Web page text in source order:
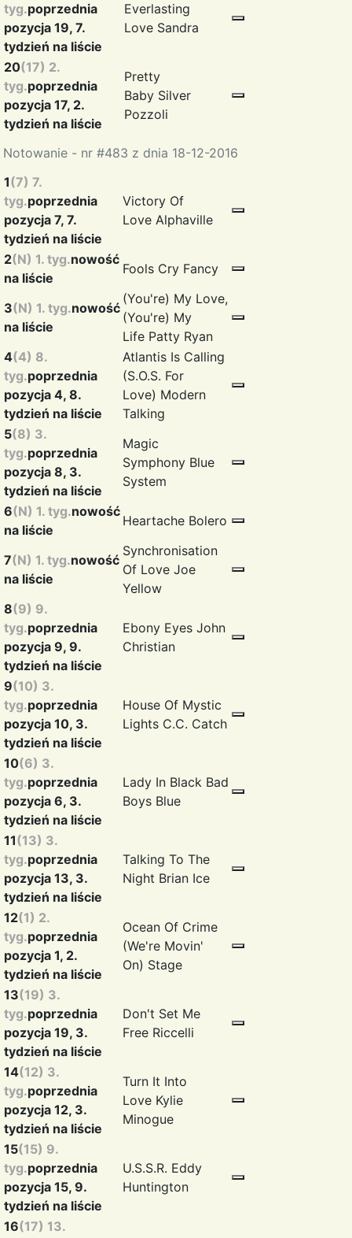
Notowanie - nr #483 z dnia 18-12-2016
tyg.poprzednia
pozycja 19, 7.
tydzień na liście
Everlasting
Love Sandra
20(17) 2.
tyg.poprzednia
pozycja 17, 2.
tydzień na liście
Pretty
Baby Silver
Pozzoli
1(7) 7.
tyg.poprzednia
pozycja 7, 7.
tydzień na liście
Victory Of
Love Alphaville
2(N) 1. tyg.nowość
na liście
Fools Cry Fancy
3(N) 1. tyg.nowość
na liście
(You're) My Love,
(You're) My
Life Patty Ryan
4(4) 8.
tyg.poprzednia
pozycja 4, 8.
tydzień na liście
Atlantis Is Calling
(S.O.S. For
Love) Modern
Talking
5(8) 3.
tyg.poprzednia
pozycja 8, 3.
tydzień na liście
Magic
Symphony Blue
System
6(N) 1. tyg.nowość
na liście
Heartache Bolero
7(N) 1. tyg.nowość
na liście
Synchronisation
Of Love Joe
Yellow
8(9) 9.
tyg.poprzednia
pozycja 9, 9.
tydzień na liście
Ebony Eyes John
Christian
9(10) 3.
tyg.poprzednia
pozycja 10, 3.
tydzień na liście
House Of Mystic
Lights C.C. Catch
10(6) 3.
tyg.poprzednia
pozycja 6, 3.
tydzień na liście
Lady In Black Bad
Boys Blue
11(13) 3.
tyg.poprzednia
pozycja 13, 3.
tydzień na liście
Talking To The
Night Brian Ice
12(1) 2.
tyg.poprzednia
pozycja 1, 2.
tydzień na liście
Ocean Of Crime
(We're Movin'
On) Stage
13(19) 3.
tyg.poprzednia
pozycja 19, 3.
tydzień na liście
Don't Set Me
Free Riccelli
14(12) 3.
tyg.poprzednia
pozycja 12, 3.
tydzień na liście
Turn It Into
Love Kylie
Minogue
15(15) 9.
tyg.poprzednia
pozycja 15, 9.
tydzień na liście
U.S.S.R. Eddy
Huntington
16(17) 13.